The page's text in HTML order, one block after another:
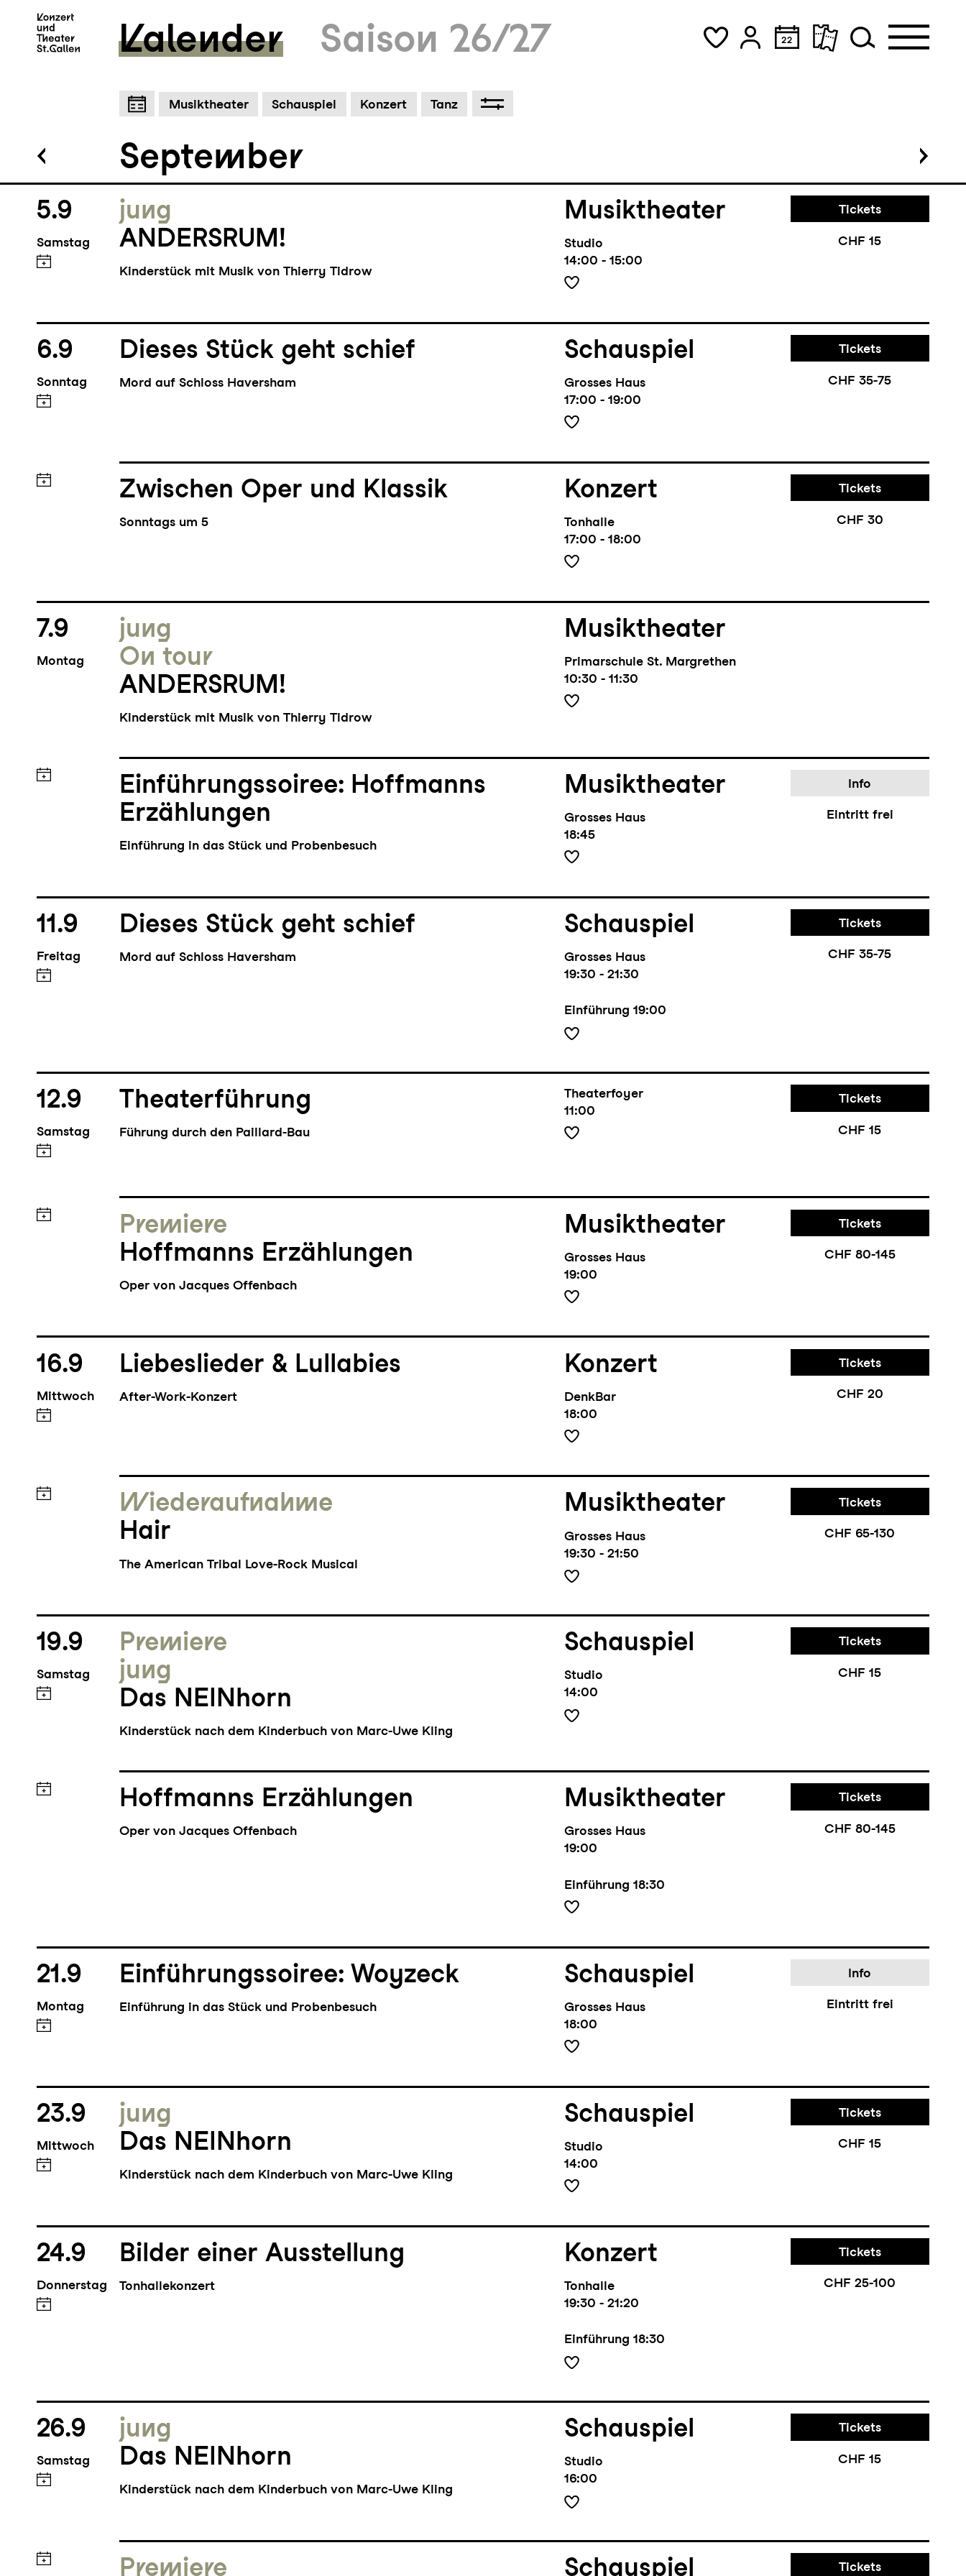
Zum Hauptinhalt springen Zum Footer springen
Kalender Saison 26/27
Musiktheater Schauspiel Konzert Tanz
September
5.9
Samstag
jung
ANDERSRUM!
Kinderstück mit Musik von Thierry Tidrow
Musiktheater
Studio
14:00 - 15:00
Tickets
CHF 15
6.9
Sonntag
Dieses Stück geht schief
Mord auf Schloss Haversham
Schauspiel
Grosses Haus
17:00 - 19:00
Tickets
CHF 35-75
Zwischen Oper und Klassik
Sonntags um 5
Konzert
Tonhalle
17:00 - 18:00
Tickets
CHF 30
7.9
Montag
jung
On tour
ANDERSRUM!
Kinderstück mit Musik von Thierry Tidrow
Musiktheater
Primarschule St. Margrethen
10:30 - 11:30
Einführungssoiree: Hoffmanns
Erzählungen
Einführung in das Stück und Probenbesuch
Musiktheater
Grosses Haus
18:45
Info
Eintritt frei
11.9
Freitag
Dieses Stück geht schief
Mord auf Schloss Haversham
Schauspiel
Grosses Haus
19:30 - 21:30
Einführung 19:00
Tickets
CHF 35-75
12.9
Samstag
Theaterführung
Führung durch den Paillard-Bau
Theaterfoyer
11:00
Tickets
CHF 15
Premiere
Hoffmanns Erzählungen
Oper von Jacques Offenbach
Musiktheater
Grosses Haus
19:00
Tickets
CHF 80-145
16.9
Mittwoch
Liebeslieder & Lullabies
After-Work-Konzert
Konzert
DenkBar
18:00
Tickets
CHF 20
Wieder­aufnahme
Hair
The American Tribal Love-Rock Musical
Musiktheater
Grosses Haus
19:30 - 21:50
Tickets
CHF 65-130
19.9
Samstag
Premiere
jung
Das NEINhorn
Kinderstück nach dem Kinderbuch von Marc-Uwe Kling
Schauspiel
Studio
14:00
Tickets
CHF 15
Hoffmanns Erzählungen
Oper von Jacques Offenbach
Musiktheater
Grosses Haus
19:00
Einführung 18:30
Tickets
CHF 80-145
21.9
Montag
Einführungssoiree: Woyzeck
Einführung in das Stück und Probenbesuch
Schauspiel
Grosses Haus
18:00
Info
Eintritt frei
23.9
Mittwoch
jung
Das NEINhorn
Kinderstück nach dem Kinderbuch von Marc-Uwe Kling
Schauspiel
Studio
14:00
Tickets
CHF 15
24.9
Donnerstag
Bilder einer Ausstellung
Tonhallekonzert
Konzert
Tonhalle
19:30 - 21:20
Einführung 18:30
Tickets
CHF 25-100
26.9
Samstag
jung
Das NEINhorn
Kinderstück nach dem Kinderbuch von Marc-Uwe Kling
Schauspiel
Studio
16:00
Tickets
CHF 15
Premiere Schauspiel Tickets